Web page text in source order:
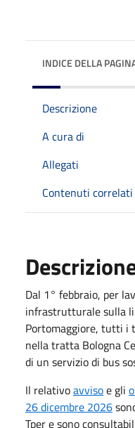
INDICE DELLA
Descrizione
A cura di
Allegati
Contenuti correlati
Dal 1° febbraio, per
infrastrutturale sulla
Portomaggiore, tutti i
nella tratta Bologna
di un servizio di bus
Il relativoavvisoe gli
26 dicembre 2026
Tper e sono